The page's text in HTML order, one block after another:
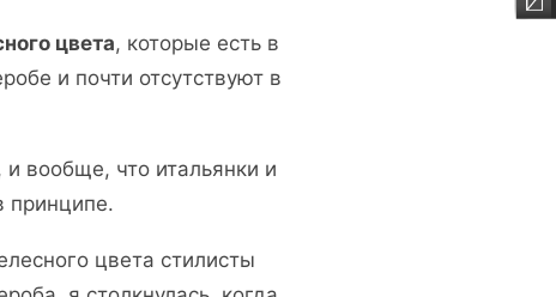
цвета, которые есть в
и почти отсутствуют в
вообще, что итальянки и
принципе.
цвета стилисты